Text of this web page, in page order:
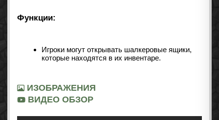
Функции:
Игроки могут открывать шалкеровые ящики,
которые находятся в их инвентаре.
ИЗОБРАЖЕНИЯ
ВИДЕО ОБЗОР